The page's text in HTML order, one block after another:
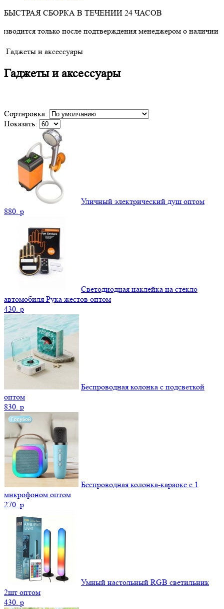
БЫСТРАЯ СБОРКА В ТЕЧЕНИИ 24 ЧАСОВ
после подтверждения менеджером о наличии товара.
Гаджеты и аксессуары
Гаджеты и аксессуары
Сортировка:
Показать:
Уличный электрический душ оптом
880. p
Светодиодная наклейка на стекло
автомобиля Рука жестов оптом
430. p
Беспроводная колонка с подсветкой
оптом
830. p
Беспроводная колонка-караоке с 1
микрофоном оптом
270. p
Умный настольный RGB светильник
2шт оптом
430. p